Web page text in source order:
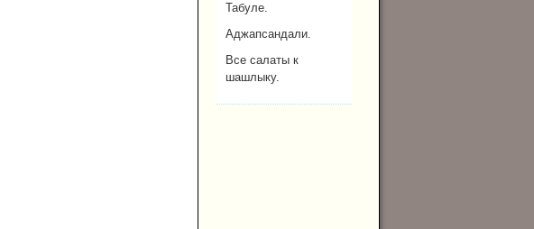
Табуле.
Аджапсандали.
Все салаты к
шашлыку.